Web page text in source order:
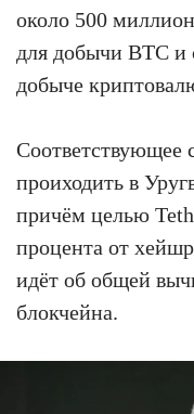
около 500
для добычи BTC
добыче
Соответствующее
проиходить в
причём целью
процента от
идёт об общей
блокчейна.